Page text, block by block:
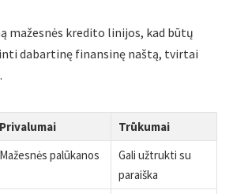
mažesnės kredito linijos, kad būtų
dabartinę finansinę naštą, tvirtai
Privalumai
Trūkumai
Mažesnės palūkanos
Gali užtrukti su
paraiška